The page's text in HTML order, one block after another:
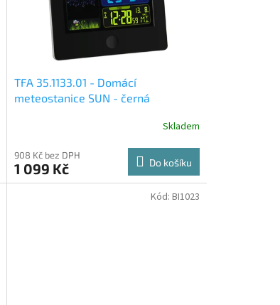
TFA 35.1133.01 - Domácí
meteostanice SUN - černá
Skladem
908 Kč bez DPH
1 099 Kč Do košíku
Kód: BI1023